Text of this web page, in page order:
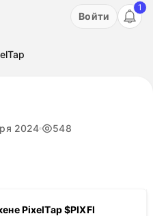
период на 3 дня!
Войти
1
2024 548
PixelTap $PIXFI